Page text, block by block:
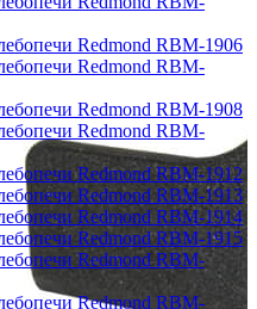
Redmond RBM-1906
Redmond RBM-
Redmond RBM-1908
Redmond RBM-
Redmond RBM-1912
Redmond RBM-1913
Redmond RBM-1914
Redmond RBM-1915
Redmond RBM-
Redmond RBM-